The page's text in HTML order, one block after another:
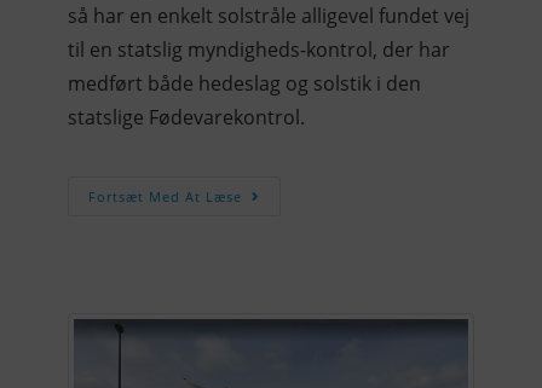
så har en enkelt solstråle alligevel fundet vej
til en statslig myndigheds-kontrol, der har
medført både hedeslag og solstik i den
statslige Fødevarekontrol.
Fortsæt Med At Læse